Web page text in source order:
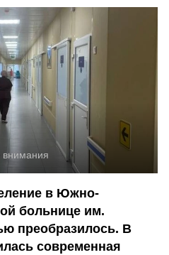
внимания
в Южно-
больнице им.
преобразилось. В
современная